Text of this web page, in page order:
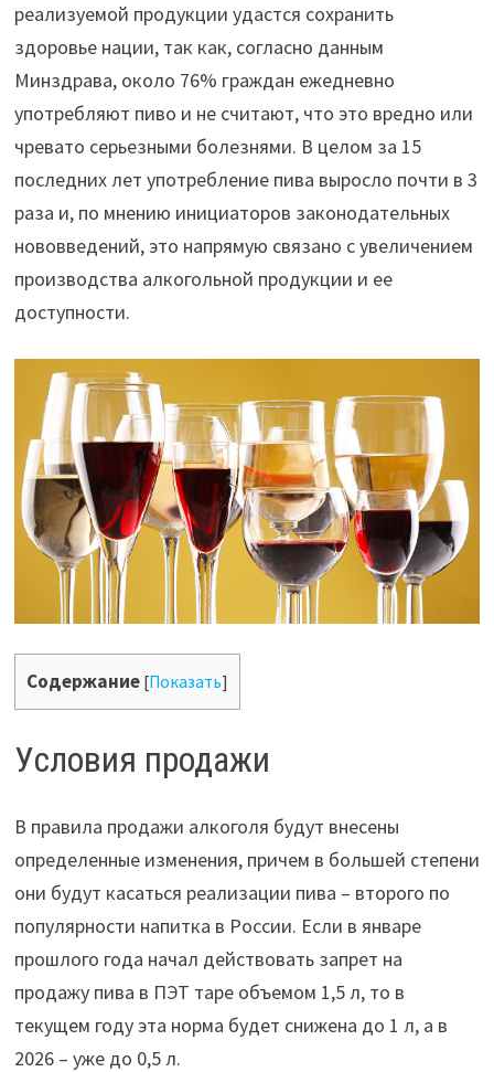
реализуемой продукции удастся сохранить
здоровье нации, так как, согласно данным
Минздрава, около 76% граждан ежедневно
употребляют пиво и не считают, что это вредно или
чревато серьезными болезнями. В целом за 15
последних лет употребление пива выросло почти в 3
раза и, по мнению инициаторов законодательных
нововведений, это напрямую связано с увеличением
производства алкогольной продукции и ее
доступности.
Содержание [Показать]
Условия продажи
В правила продажи алкоголя будут внесены
определенные изменения, причем в большей степени
они будут касаться реализации пива – второго по
популярности напитка в России. Если в январе
прошлого года начал действовать запрет на
продажу пива в ПЭТ таре объемом 1,5 л, то в
текущем году эта норма будет снижена до 1 л, а в
2026 – уже до 0,5 л.